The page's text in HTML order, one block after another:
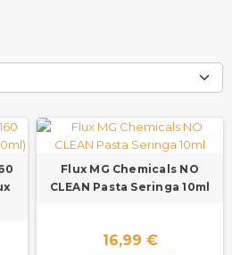
Flux MG Chemicals NO
CLEAN Pasta Seringa 10ml
16,99 €